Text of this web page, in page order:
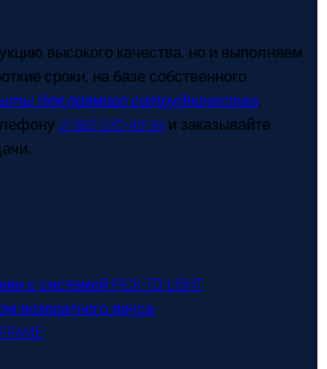
высокого качества, но и выполняем
сроки, на базе собственного
для прямого сотрудничества.
8-960-070-48-94 и заказывайте
с системой PICK-TO-LIGHT
возвратного яруса